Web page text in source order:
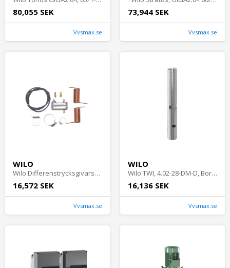
80,055 SEK
Vvsmax.se
73,944 SEK
Vvsmax.se
WILO
Wilo Differenstrycksgivarsats, 0-16Bar, Horisontella, Automationstillbehör
16,572 SEK
Vvsmax.se
WILO
Wilo TWI, 4.02-28-DM-D, Borrhålspump
16,136 SEK
Vvsmax.se